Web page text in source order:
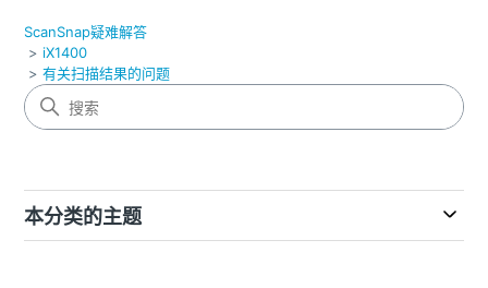
ScanSnap疑难解答
iX1400
有关扫描结果的问题
本分类的主题